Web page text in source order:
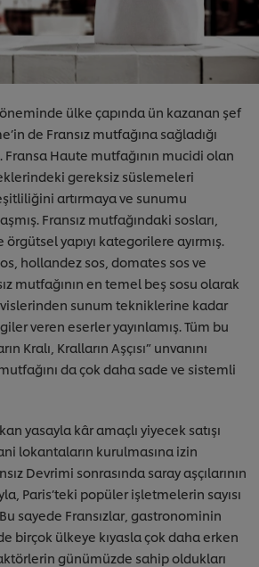
ülke çapında ün kazanan şef
de Fransız mutfağına sağladığı
Fransa Haute mutfağının mucidi olan
gereksiz süslemeleri
artırmaya ve sunumu
Fransız mutfağındaki sosları,
yapıyı kategorilere ayırmış.
hollandez sos, domates sos ve
mutfağının en temel beş sosu olarak
sunum tekniklerine kadar
veren eserler yayınlamış. Tüm bu
Kralı, Kralların Aşçısı” unvanını
da çok daha sade ve sistemli
yasayla kâr amaçlı yiyecek satışı
lokantaların kurulmasına izin
Devrimi sonrasında saray aşçılarının
Paris’teki popüler işletmelerin sayısı
sayede Fransızlar, gastronominin
birçok ülkeye kıyasla çok daha erken
günümüzde sahip oldukları